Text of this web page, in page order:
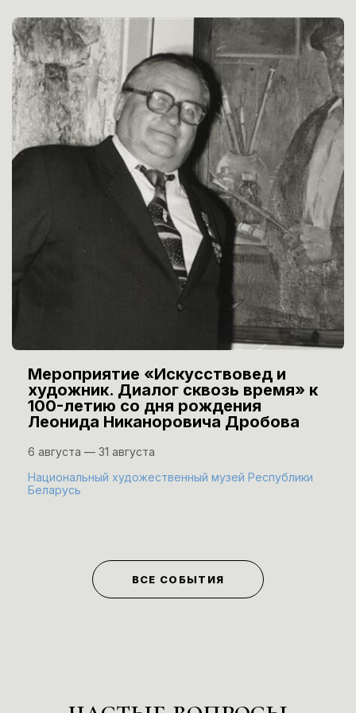
Мероприятие «Искусствовед и
художник. Диалог сквозь время» к
100-летию со дня рождения
Леонида Никаноровича Дробова
6 августа — 31 августа
Национальный художественный музей Республики
Беларусь
ВСЕ СОБЫТИЯ